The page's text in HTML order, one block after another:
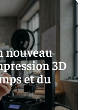
nouveau
3D
et du